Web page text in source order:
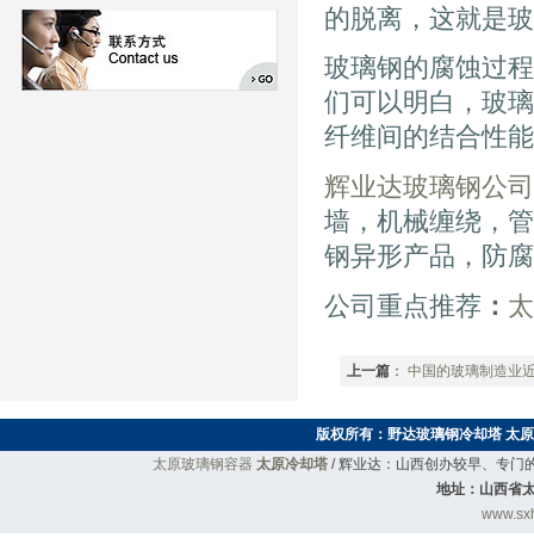
的脱离，这就是
玻璃钢的腐蚀过
们可以明白，玻
纤维间的结合性
辉业达玻璃钢公司
墙，机械缠绕，
钢异形产品，防
公司重点推荐 ：
上一篇 ： 中国的玻璃制造业
版权所有： 野达玻璃钢冷却塔 太
太原玻璃钢容器 太原冷却塔 / 辉业达：山西创办较早、专门
地址：山西省